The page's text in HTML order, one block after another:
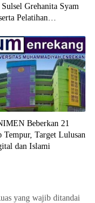
Sulsel Grehanita Syam
Pelatihan
Beberkan 21
Tempur, Target Lulusan
dan Islami
yang wajib ditandai